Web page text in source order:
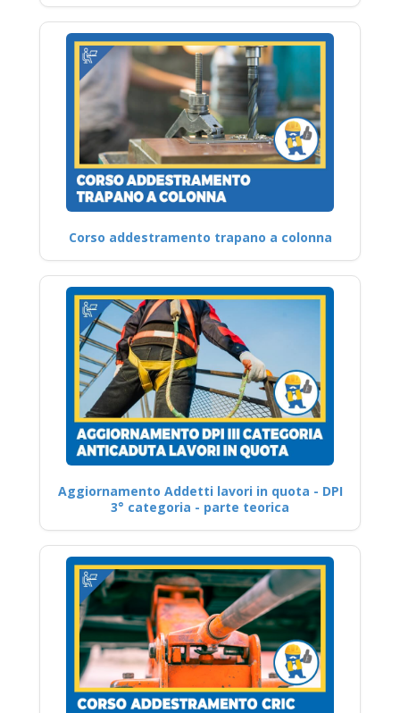
Corso addestramento trapano a colonna
Aggiornamento Addetti lavori in quota - DPI
3° categoria - parte teorica